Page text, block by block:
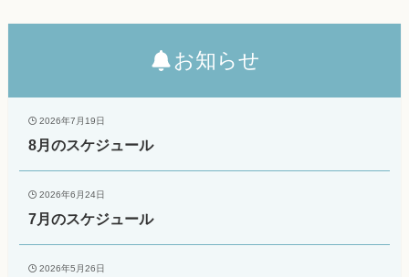
お知らせ
2026年7月19日
8月のスケジュール
2026年6月24日
7月のスケジュール
2026年5月26日